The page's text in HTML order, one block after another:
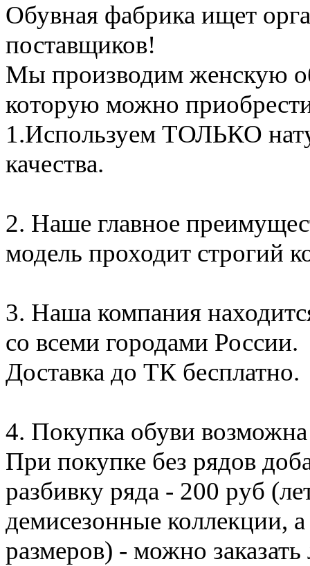
Обувная фабрика ищет
поставщиков!
Мы производим женскую
которую можно
1.Используем ТОЛЬКО
качества.
2. Наше главное
модель проходит строгий
3. Наша компания
со всеми городами России.
Доставка до ТК бесплатно.
4. Покупка обуви
При покупке без рядов
разбивку ряда - 200 руб
демисезонные коллекции,
размеров) - можно